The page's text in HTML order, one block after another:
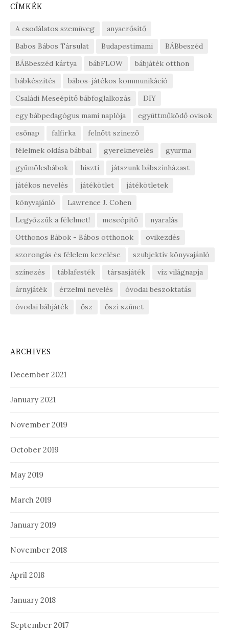
CÍMKÉK
A csodálatos szemüveg
anyaerősítő
Babos Bábos Társulat
Budapestimami
BÁBbeszéd
BÁBbeszéd kártya
bábFLOW
bábjáték otthon
bábkészítés
bábos-játékos kommunikáció
Családi Meseépítő bábfoglalkozás
DIY
egy bábpedagógus mami naplója
együttműködő ovisok
esőnap
falfirka
felnőtt színező
félelmek oldása bábbal
gyereknevelés
gyurma
gyümölcsbábok
hiszti
játszunk bábszínházast
játékos nevelés
játékötlet
játékötletek
könyvajánló
Lawrence J. Cohen
Legyőzzük a félelmet!
meseépítő
nyaralás
Otthonos Bábok - Bábos otthonok
ovikezdés
szorongás és félelem kezelése
szubjektív könyvajánló
színezés
táblafesték társasjáték
víz világnapja
árnyjáték
érzelmi nevelés
óvodai beszoktatás
óvodai bábjáték
ősz őszi szünet
ARCHIVES
December 2021
January 2021
November 2019
October 2019
May 2019
March 2019
January 2019
November 2018
April 2018
January 2018
September 2017